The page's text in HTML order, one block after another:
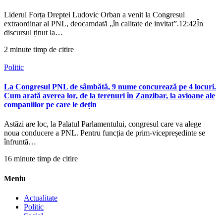
Liderul Forța Dreptei Ludovic Orban a venit la Congresul
extraordinar al PNL, deocamdată „în calitate de invitat”.12:42În
discursul ținut la…
2 minute timp de citire
Politic
La Congresul PNL de sâmbătă, 9 nume concurează pe 4 locuri.
Cum arată averea lor, de la terenuri în Zanzibar, la avioane ale
companiilor pe care le dețin
Astăzi are loc, la Palatul Parlamentului, congresul care va alege
noua conducere a PNL. Pentru funcția de prim-vicepreședinte se
înfruntă…
16 minute timp de citire
Meniu
Actualitate
Politic